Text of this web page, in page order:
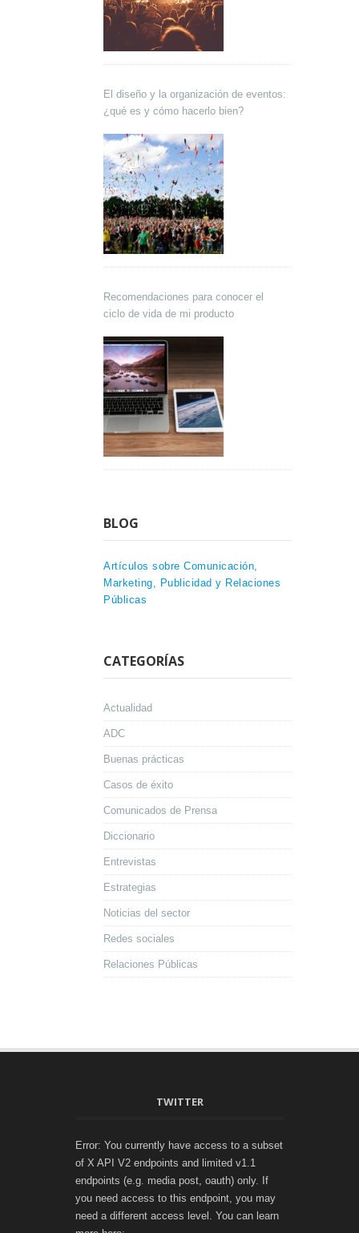
El diseño y la organización de eventos:
¿qué es y cómo hacerlo bien?
Recomendaciones para conocer el
ciclo de vida de mi producto
BLOG
Artículos sobre Comunicación,
Marketing, Publicidad y Relaciones
Públicas
CATEGORÍAS
Actualidad
ADC
Buenas prácticas
Casos de éxito
Comunicados de Prensa
Diccionario
Entrevistas
Estrategias
Noticias del sector
Redes sociales
Relaciones Públicas
TWITTER
Error: You currently have access to a subset
of X API V2 endpoints and limited v1.1
endpoints (e.g. media post, oauth) only. If
you need access to this endpoint, you may
need a different access level. You can learn